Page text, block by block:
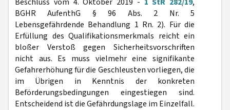
BGHR AufenthG § 96 Abs. 2 Nr. 5
Lebensgefährdende Behandlung 1 Rn. 2). Für die
Erfüllung des Qualifikationsmerkmals reicht ein
bloßer Verstoß gegen Sicherheitsvorschriften
nicht aus. Es muss vielmehr eine signifikante
Gefahrerhöhung für die Geschleusten vorliegen, die
im Übrigen in Kenntnis der konkreten
Beförderungsbedingungen eingestiegen sind.
Entscheidend ist die Gefährdungslage im Einzelfall.